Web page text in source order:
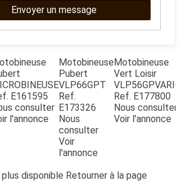
SSV UTV
DETACHEES
CONTACT
Envoyer un message
E161595
consulter
l'annonce
Motobineuse
Pubert
VLP66GPT
Ref.
E173326
Nous
consulter
Voir
l'annonce
Motobineuse
Vert Loisir
VLP56GPVARIO
Ref. E177800
Nous consulter
Voir l'annonce
disponible Retourner à la page